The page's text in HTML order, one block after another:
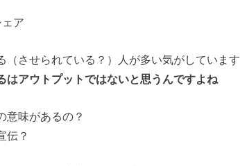
ア
（させられている？）人が多い気がしています
はアウトプットではないと思うんですよね
意味があるの？
伝？